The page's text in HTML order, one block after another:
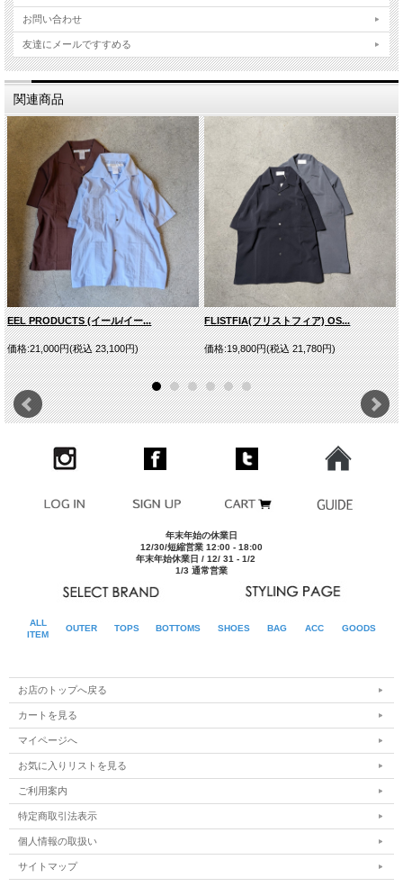
CHAMBRAY BLACK
ASH GRAY
■商品スペック
生産国
JAPAN
素材
Polyester 100%
モデルDATA
175cm/62kgでサイズ[3]を着用
身幅
50cm 57cm 70cm
58.5cm
4(L)
54cm 76cm 31cm
お問い合わせ
友達にメールですすめる
関連商品
EEL PRODUCTS (イール/イー...
価格:21,000円(税込 23,100円)
FLISTFIA(フリストフィア) OS...
価格:19,800円(税込 21,780円)
年末年始の休業日
12/30/短縮営業 12:00 - 18:00
年末年始休業日 / 12/ 31 - 1/2
1/3 通常営業
ALL
ITEM
OUTER TOPS BOTTOMS SHOES BAG ACC GOODS
お店のトップへ戻る
カートを見る
マイページへ
お気に入りリストを見る
ご利用案内
特定商取引法表示
個人情報の取扱い
サイトマップ